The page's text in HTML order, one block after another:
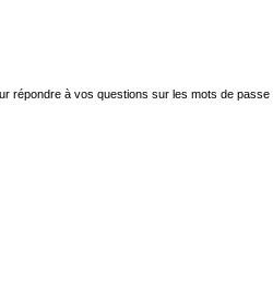
répondre à vos questions sur les mots de passe